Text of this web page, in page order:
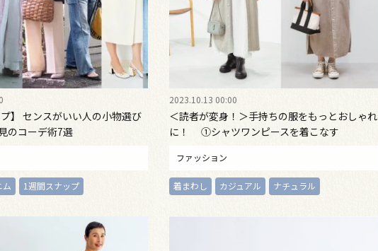
】 センスがいい人の小物選び
のコーデ術7選
ム 1週間スナップ
2023.10.13 00:00
＜読者が変身！＞手持ちの服をもっとおしゃれ
に！ ①シャツワンピースを着こなす
ファッション
着まわし カジュアル ナチュラル